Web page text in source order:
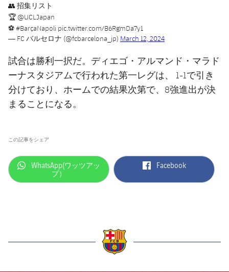
👥 招集リスト
🏆 @UCLJapan
⚽️#BarçaNapoli pic.twitter.com/B6RgmDa7y1
— FC バルセロナ (@fcbarcelona_jp) March 12, 2024
試合は勝利一択だ。ディエゴ・アルマンド・マラド
ーナスタジアムで行われた第一レグは、 1-1で引き
分けており、ホームでの結果次第で、8強進出が決
まることになる。
この記事をシェア
label.aria.whatsapp
WhatsApp(ワッツアッ
プ）
label.aria.facebook
Facebook